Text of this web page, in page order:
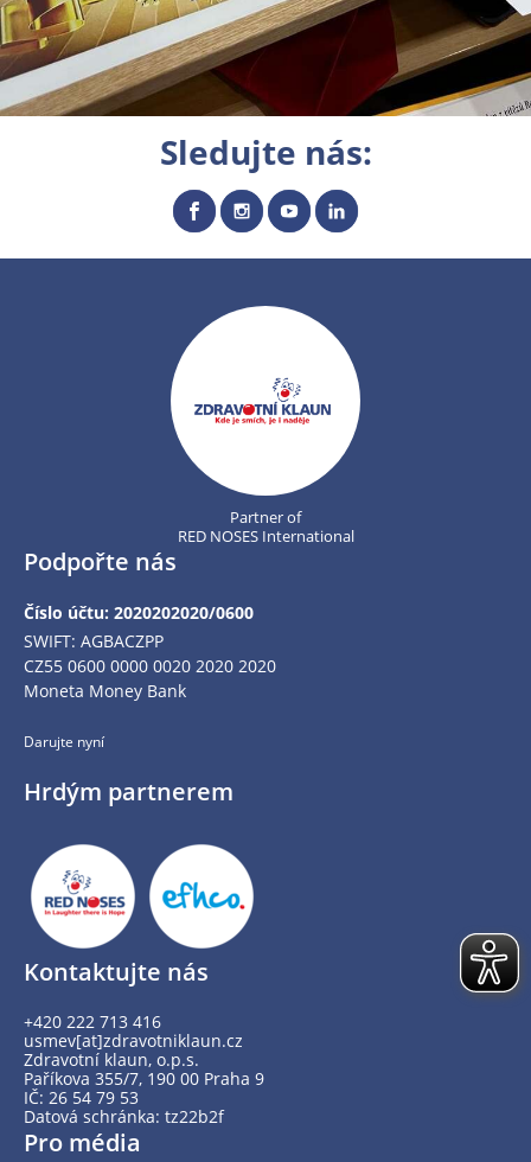
Sledujte nás:
Partner of
RED NOSES International
Podpořte nás
Číslo účtu: 2020202020/0600
SWIFT: AGBACZPP
CZ55 0600 0000 0020 2020 2020
Moneta Money Bank
Darujte nyní
Hrdým partnerem
Kontaktujte nás
+420 222 713 416
usmev[at]zdravotniklaun.cz
Zdravotní klaun, o.p.s.
Paříkova 355/7, 190 00 Praha 9
IČ: 26 54 79 53
Datová schránka: tz22b2f
Pro média